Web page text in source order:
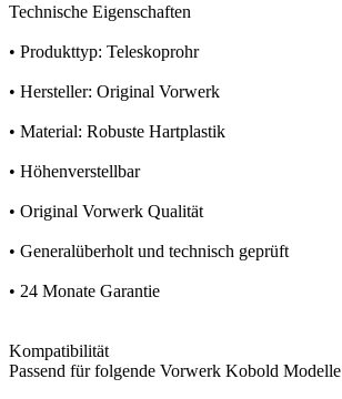
Technische Eigenschaften
• Produkttyp: Teleskoprohr
• Hersteller: Original Vorwerk
• Material: Robuste Hartplastik
• Höhenverstellbar
• Original Vorwerk Qualität
• Generalüberholt und technisch geprüft
• 24 Monate Garantie
Kompatibilität
Passend für folgende Vorwerk Kobold Modelle